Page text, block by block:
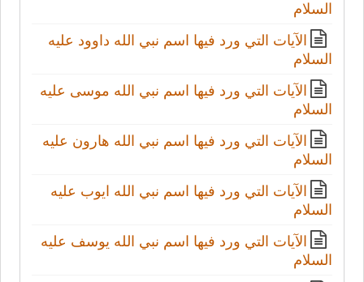
السلام
الآيات التي ورد فيها اسم نبي الله داوود عليه
السلام
الآيات التي ورد فيها اسم نبي الله موسى عليه
السلام
الآيات التي ورد فيها اسم نبي الله هارون عليه
السلام
الآيات التي ورد فيها اسم نبي الله ايوب عليه
السلام
الآيات التي ورد فيها اسم نبي الله يوسف عليه
السلام